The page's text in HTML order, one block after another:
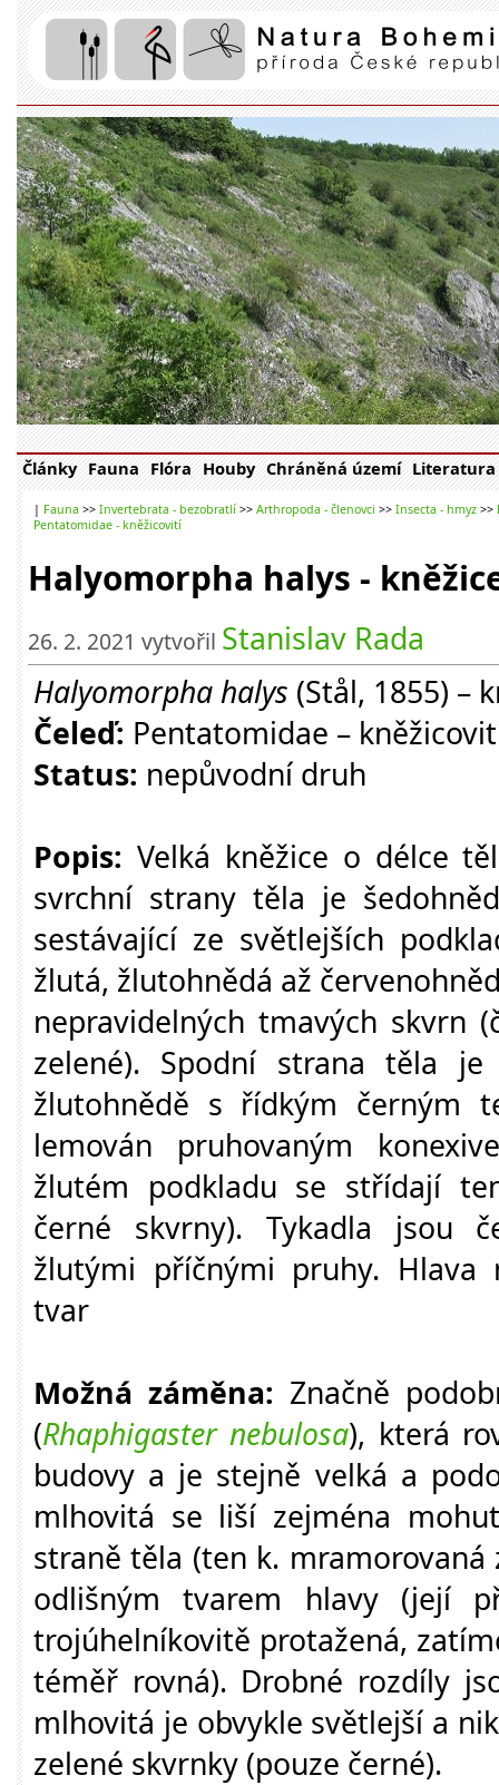
Články Fauna Flóra Houby Chráněná území Literatura
| Fauna >> Invertebrata - bezobratlí >> Arthropoda - členovci >> Insecta - hmyz >>
Pentatomidae - kněžicovití
Halyomorpha halys -
26. 2. 2021 vytvořil Stanislav Rada
Halyomorpha halys (Stål, 1855) –
Čeleď: Pentatomidae –
Status: nepůvodní druh
Popis: Velká kněžice o délce
svrchní strany těla je
sestávající ze světlejších
žlutá, žlutohnědá až
nepravidelných tmavých skvrn
zelené). Spodní strana těla je
žlutohnědě s řídkým černým
lemován pruhovaným
žlutém podkladu se střídají
černé skvrny). Tykadla jsou
žlutými příčnými pruhy. Hlava
tvar
Možná záměna: Značně
(Rhaphigaster nebulosa), která
budovy a je stejně velká a
mlhovitá se liší zejména
straně těla (ten k.
odlišným tvarem hlavy (její
trojúhelníkovitě protažená,
téměř rovná). Drobné rozdíly
mlhovitá je obvykle světlejší a
zelené skvrnky (pouze černé).